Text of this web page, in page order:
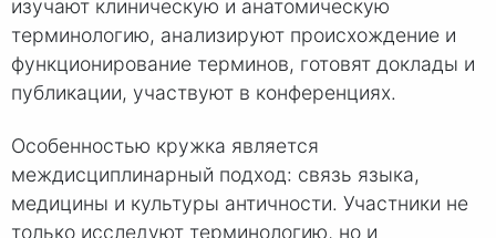
изучают клиническую и анатомическую
терминологию, анализируют происхождение и
функционирование терминов, готовят доклады и
публикации, участвуют в конференциях.
Особенностью кружка является
междисциплинарный подход: связь языка,
медицины и культуры античности. Участники не
только исследуют терминологию, но и